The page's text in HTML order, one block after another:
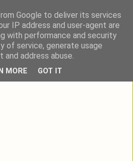
Google to deliver its services
IP address and user-agent are
with performance and security
of service, generate usage
address abuse.
MORE GOT IT